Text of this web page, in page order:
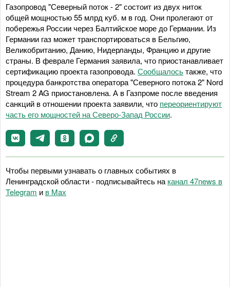
Газопровод "Северный поток - 2" состоит из двух ниток
общей мощностью 55 млрд куб. м в год. Они пролегают от
побережья России через Балтийское море до Германии. Из
Германии газ может транспортироваться в Бельгию,
Великобританию, Данию, Нидерланды, Францию и другие
страны. В феврале Германия заявила, что приостанавливает
сертификацию проекта газопровода. Сообщалосьтакже, что
процедура банкротства оператора "Северного потока 2" Nord
Stream 2 AG приостановлена. А в Газпроме после введения
санкций в отношении проекта заявили, что переориентируют
часть его мощностей на Северо-Запад России.
Чтобы первыми узнавать о главных событиях в
Ленинградской области - подписывайтесь на канал 47news в
Telegram и в Maх